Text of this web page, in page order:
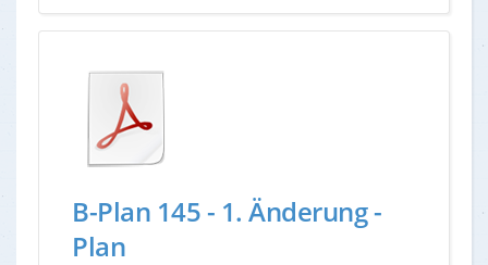
B-Plan 145 - 1. Änderung -
Plan